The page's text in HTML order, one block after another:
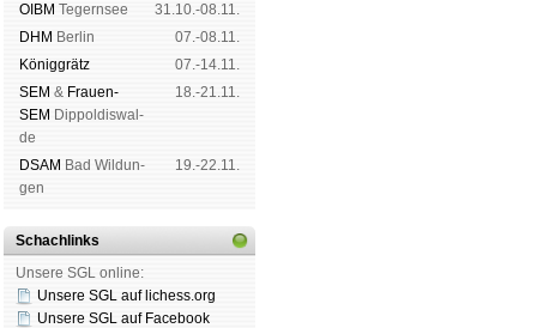
OIBM Tegern­see
31.10.-08.11.
DHM Ber­lin
07.-08.11.
König­grätz
07.-14.11.
SEM & Frauen-
SEM Dip­pol­dis­wal­
de
18.-21.11.
DSAM Bad Wil­dun­
gen
19.-22.11.
Schachlinks
Unsere SGL online:
Unsere SGL auf li­chess.org
Unsere SGL auf Face­book